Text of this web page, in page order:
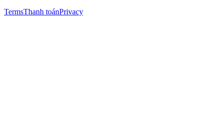
TermsThanh toánPrivacy